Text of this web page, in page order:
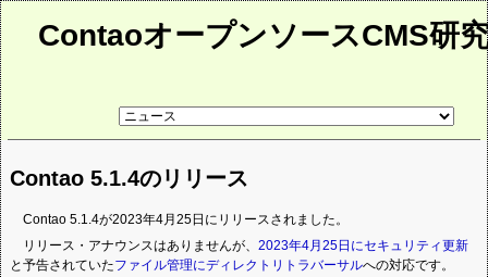
ContaoオープンソースCMS研
リ
ペ
ー
Contao 5.1.4のリリース
Contao 5.1.4が2023年4月25日にリリースされました。
リリース・アナウンスはありませんが、2023年4月25日にセキュリティ更新
と予告されていたファイル管理にディレクトリトラバーサルへの対応です。